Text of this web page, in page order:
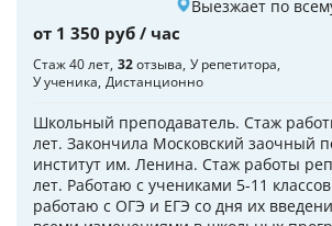
Выезжает по
от 1 350 руб / час
Стаж 40 лет 32отзыва У репетитора
У ученика Дистанционно
Школьный преподаватель. Стаж
лет. Закончила Московский заочный
институт им. Ленина. Стаж работы
лет. Работаю с учениками 5-11
работаю с ОГЭ и ЕГЭ со дня их